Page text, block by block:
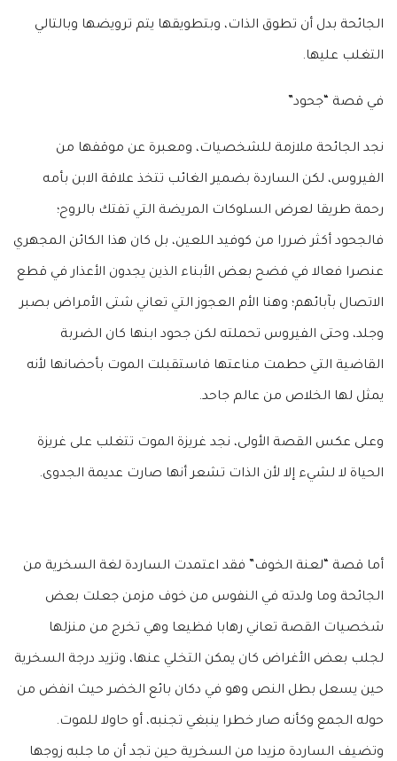
الجائحة بدل أن تطوق الذات، وبتطويقها يتم ترويضها وبالتالي
التغلب عليها.
في قصة “جحود”
نجد الجائحة ملازمة للشخصيات، ومعبرة عن موقفها من
الفيروس، لكن الساردة بضمير الغائب تتخذ علاقة الابن بأمه
رحمة طريقا لعرض السلوكات المريضة التي تفتك بالروح؛
فالجحود أكثر ضررا من كوفيد اللعين، بل كان هذا الكائن المجهري
عنصرا فعالا في فضح بعض الأبناء الذين يجدون الأعذار في قطع
الاتصال بآبائهم؛ وهنا الأم العجوز التي تعاني شتى الأمراض بصبر
وجلد، وحتى الفيروس تحملته لكن جحود ابنها كان الضربة
القاضية التي حطمت مناعتها فاستقبلت الموت بأحضانها لأنه
يمثل لها الخلاص من عالم جاحد.
وعلى عكس القصة الأولى، نجد غريزة الموت تتغلب على غريزة
الحياة لا لشيء إلا لأن الذات تشعر أنها صارت عديمة الجدوى.
أما قصة “لعنة الخوف” فقد اعتمدت الساردة لغة السخرية من
الجائحة وما ولدته في النفوس من خوف مزمن جعلت بعض
شخصيات القصة تعاني رهابا فظيعا وهي تخرج من منزلها
لجلب بعض الأغراض كان يمكن التخلي عنها، وتزيد درجة السخرية
حين يسعل بطل النص وهو في دكان بائع الخضر حيث انفض من
حوله الجمع وكأنه صار خطرا ينبغي تجنبه، أو حاولا للموت.
وتضيف الساردة مزيدا من السخرية حين تجد أن ما جلبه زوجها